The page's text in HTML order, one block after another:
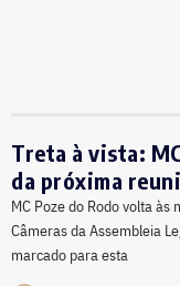
Treta à vista:
da próxima
MC Poze do Rodo volta
Câmeras da Assembleia
marcado para esta